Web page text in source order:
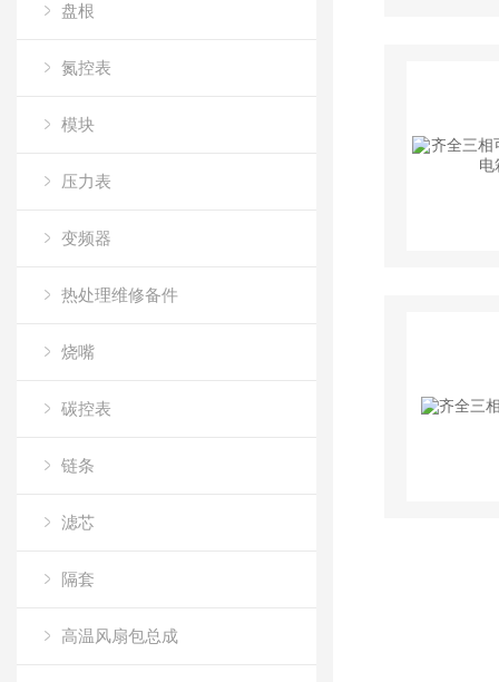
盘根
氮控表
模块
压力表
变频器
热处理维修备件
烧嘴
碳控表
链条
滤芯
隔套
高温风扇包总成